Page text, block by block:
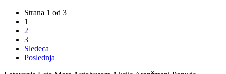
Strana 1 od 3
1
2
3
Sledeca
Poslednja